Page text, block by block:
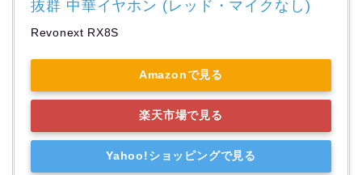
抜群 中華イヤホン (レッド・マイクなし)
Revonext RX8S
Amazonで見る
楽天市場で見る
Yahoo!ショッピングで見る